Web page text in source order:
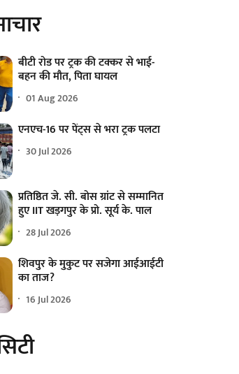
बीटी रोड पर ट्रक की टक्कर से भाई-
बहन की मौत, पिता घायल
01 Aug 2026
एनएच-16 पर पेंट्स से भरा ट्रक पलटा
30 Jul 2026
प्रतिष्ठित जे. सी. बोस ग्रांट से सम्मानित
हुए IIT खड़गपुर के प्रो. सूर्य के. पाल
28 Jul 2026
शिवपुर के मुकुट पर सजेगा आईआईटी
का ताज?
16 Jul 2026